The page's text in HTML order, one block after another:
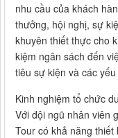
nhu cầu của khách
thưởng, hội nghị, sự
khuyên thiết thực cho
kiệm ngân sách đến
tiêu sự kiện và các
Kinh nghiệm tổ chức
Với đội ngũ nhân viên
Tour có khả năng